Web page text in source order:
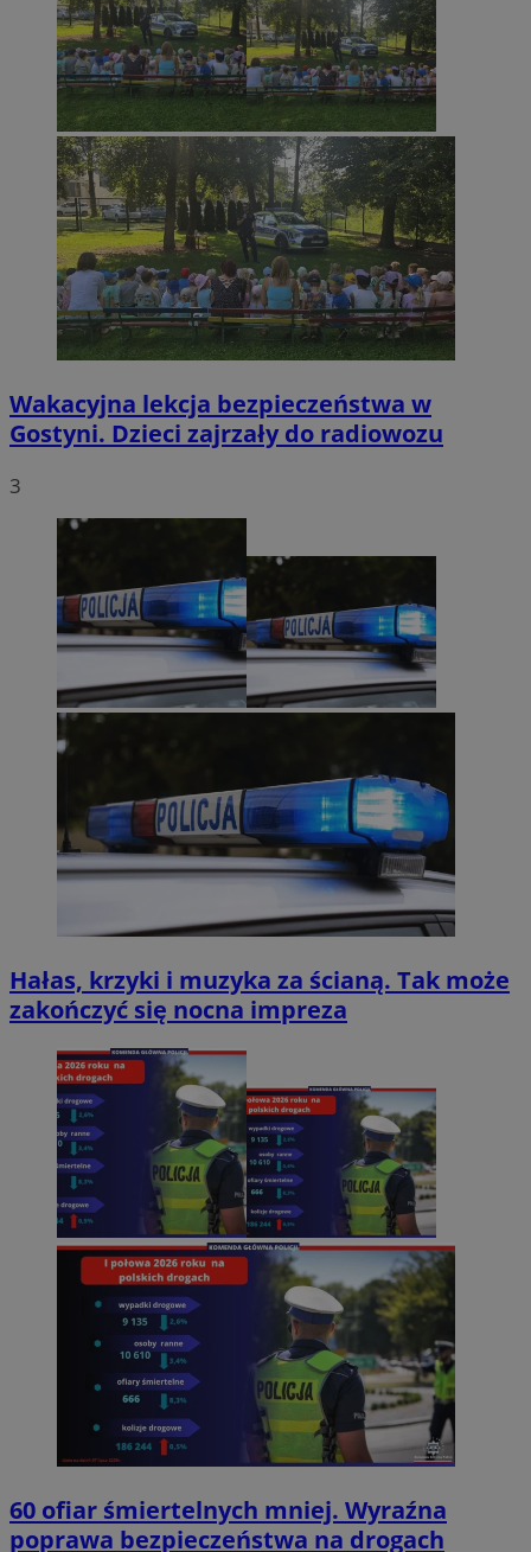
Wakacyjna lekcja bezpieczeństwa w
Gostyni. Dzieci zajrzały do radiowozu
3
Hałas, krzyki i muzyka za ścianą. Tak może
zakończyć się nocna impreza
60 ofiar śmiertelnych mniej. Wyraźna
poprawa bezpieczeństwa na drogach